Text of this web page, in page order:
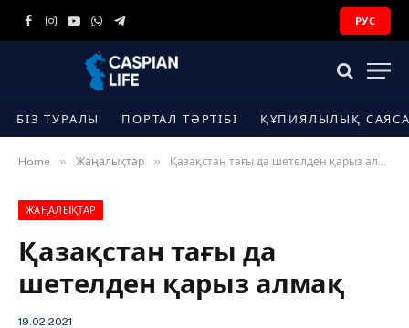
Facebook
Instagram
YouTube
WhatsApp
Telegram
РУС
БІЗ ТУРАЛЫ ПОРТАЛ ТӘРТІБІ ҚҰПИЯЛЫЛЫҚ
Home » Жаңалықтар » Қазақстан тағы да шетелден қарыз алмақ
ЖАҢАЛЫҚТАР
Қазақстан тағы да
шетелден қарыз алмақ
19.02.2021